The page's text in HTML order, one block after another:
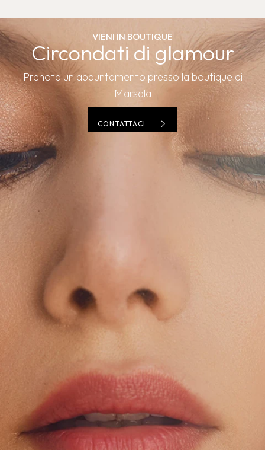
VIENI IN BOUTIQUE
Circondati di glamour
Prenota un appuntamento presso la boutique di
Marsala
CONTATTACI